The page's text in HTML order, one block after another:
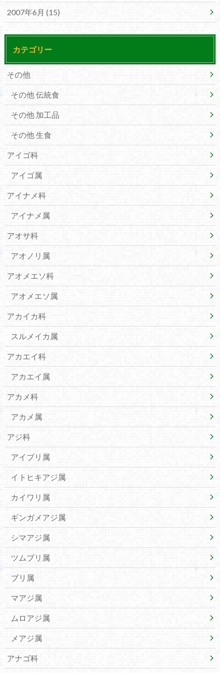
2007年6月 (15)
カテゴリー
その他
その他 伝統食
その他 加工品
その他 生食
アイゴ科
アイゴ属
アイナメ科
アイナメ属
アオサ科
アオノリ属
アオメエソ科
アオメエソ属
アカイカ科
スルメイカ属
アカエイ科
アカエイ属
アカメ科
アカメ属
アジ科
アイブリ属
イトヒキアジ属
カイワリ属
ギンガメアジ属
シマアジ属
ツムブリ属
ブリ属
マアジ属
ムロアジ属
メアジ属
アナゴ科